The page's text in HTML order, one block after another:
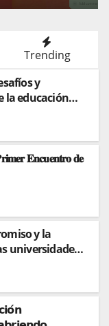
Trending
y
la educación
𝐄𝐧𝐜𝐮𝐞𝐧𝐭𝐫𝐨 𝐝𝐞
y la
universidades